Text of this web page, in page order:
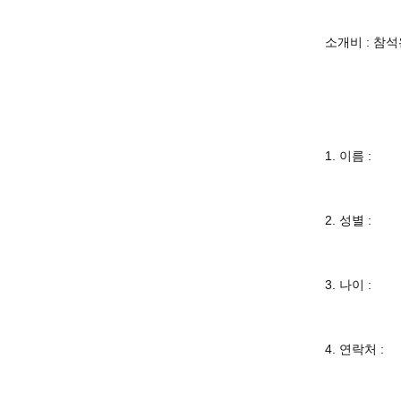
소개비 : 참
1. 이름 :
2. 성별 :
3. 나이 :
4. 연락처 :